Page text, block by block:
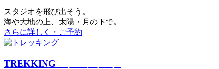
スタジオを⾶び出そう。
海や大地の上、太陽・⽉の下で。
さらに詳しく・ご予約
TREKKING